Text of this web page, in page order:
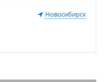
Новосибирск